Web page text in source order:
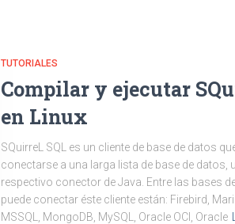
TUTORIALES
Compilar y ejecutar
en Linux
SQuirreL SQL es un cliente de base de datos
conectarse a una larga lista de base de datos,
respectivo conector de Java. Entre las bases
puede conectar éste cliente están: Firebird,
MSSQL, MongoDB, MySQL, Oracle OCI, Oracle